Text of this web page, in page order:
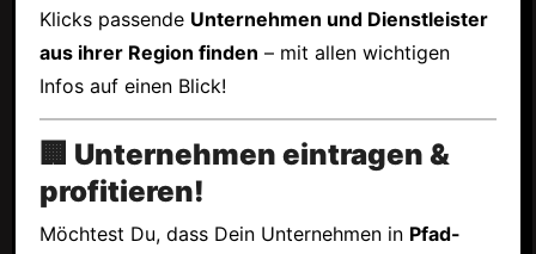
Klicks passende Unternehmen und Dienstleister
aus ihrer Region finden – mit allen wichtigen
Infos auf einen Blick!
🏢 Unternehmen eintragen &
profitieren!
Möchtest Du, dass Dein Unternehmen in Pfad-